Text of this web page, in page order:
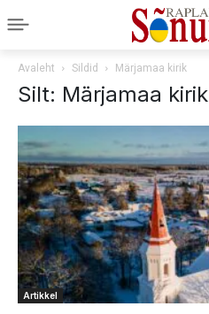
Avaleht Sildid Märjamaa kirik
Silt: Märjamaa kirik
Artikkel